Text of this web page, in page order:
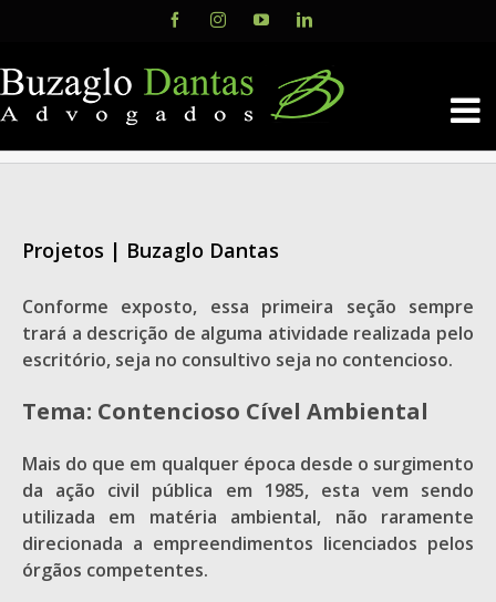
content
FacebookInstagramYouTubeLinkedIn
Projetos | Buzaglo Dantas
Conforme exposto, essa primeira seção sempre
trará a descrição de alguma atividade realizada pelo
escritório, seja no consultivo seja no contencioso.
Tema: Contencioso Cível Ambiental
Mais do que em qualquer época desde o surgimento
da ação civil pública em 1985, esta vem sendo
utilizada em matéria ambiental, não raramente
direcionada a empreendimentos licenciados pelos
órgãos competentes.